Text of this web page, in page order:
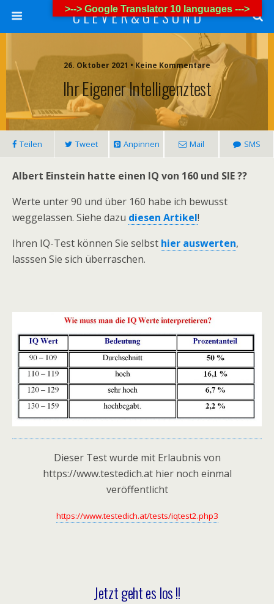
C L E V E R & G E S U N D
26. Oktober 2021 • Keine Kommentare
Ihr Eigener Intelligenztest
Teilen Tweet Anpinnen Mail SMS
Albert Einstein hatte einen IQ von 160 und SIE ??
Werte unter 90 und über 160 habe ich bewusst
weggelassen. Siehe dazu diesen Artikel!
Ihren IQ-Test können Sie selbst hier auswerten,
lasssen Sie sich überraschen.
Dieser Test wurde mit Erlaubnis von
https://www.testedich.at hier noch einmal
veröffentlicht
https://www.testedich.at/tests/iqtest2.php3
Jetzt geht es los !!
>--> Google Translator 10 languages --->